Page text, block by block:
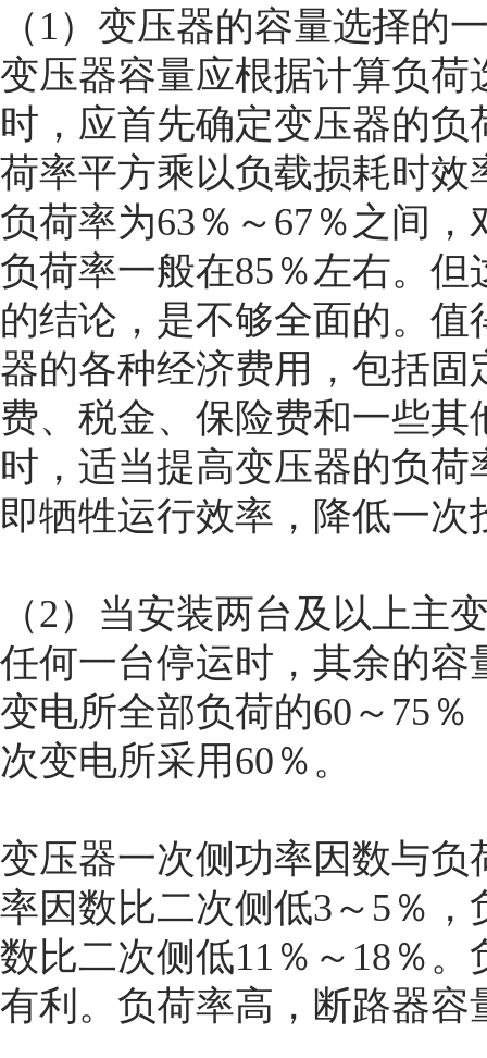
（1）变压器的容量选择的
变压器容量应根据计算负
时，应首先确定变压器的
荷率平方乘以负载损耗时
负荷率为63％～67％之间
负荷率一般在85％左右。
的结论，是不够全面的。
器的各种经济费用，包括
费、税金、保险费和一些
时，适当提高变压器的负
即牺牲运行效率，降低一
（2）当安装两台及以上主
任何一台停运时，其余的
变电所全部负荷的60～75
次变电所采用60％。
变压器一次侧功率因数与
率因数比二次侧低3～5％
数比二次侧低11％～18％
有利。负荷率高，断路器